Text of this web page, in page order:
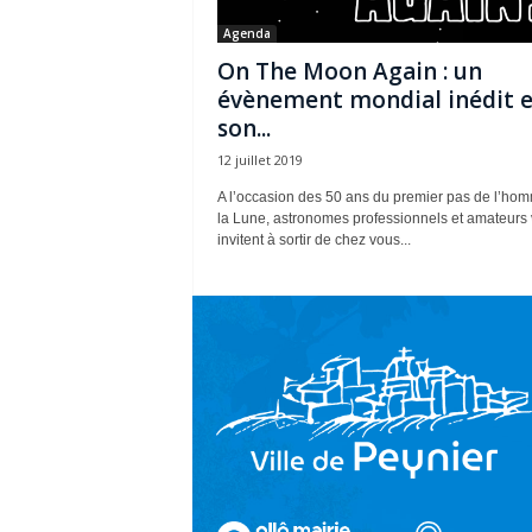
Agenda
On The Moon Again : un
évènement mondial inédit
son...
12 juillet 2019
A l’occasion des 50 ans du premier pas de
la Lune, astronomes professionnels et amateurs
invitent à sortir de chez vous...